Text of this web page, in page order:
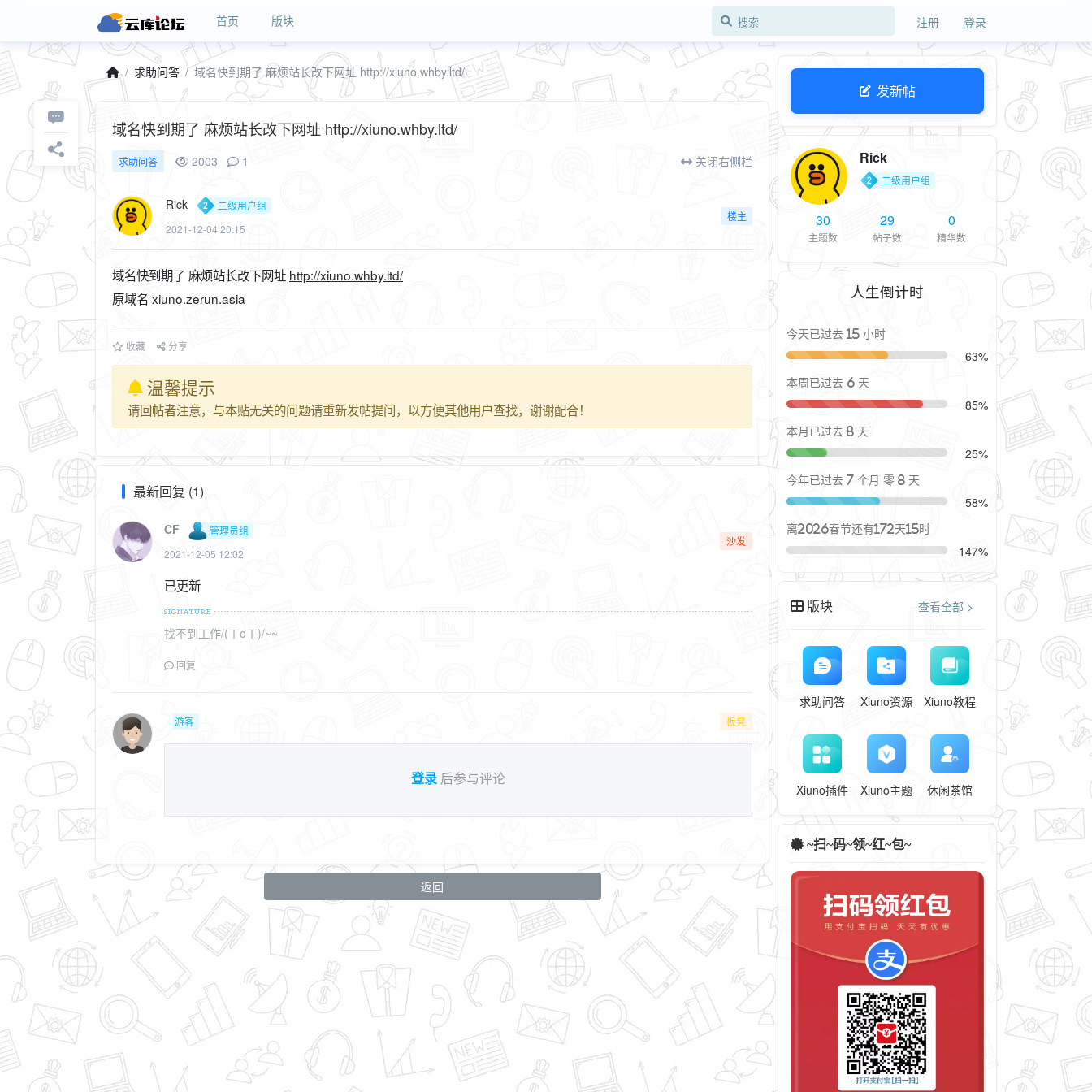
首页 版块 注册 登录
求助问答 域名快到期了 麻烦站长改下网址 http://xiuno.whby.ltd/
域名快到期了 麻烦站长改下网址 http://xiuno.whby.ltd/
求助问答 2003 1 关闭右侧栏
Rick
二级用户组
2021-12-04 20:15
楼主
域名快到期了 麻烦站长改下网址 http://xiuno.whby.ltd/
原域名 xiuno.zerun.asia
收藏 分享
温馨提示
请回帖者注意，与本贴无关的问题请重新发帖提问，以方便其他用户查找，谢谢配合！
最新回复 (1)
CF
管理员组
2021-12-05 12:02
沙发
已更新
找不到工作/(ㄒoㄒ)/~~
回复
游客 板凳
登录 后参与评论
返回
发新帖
Rick
二级用户组
30
主题数
29
帖子数
0
精华数
人生倒计时
今天已过去 15 小时
63%
本周已过去 6 天
85%
本月已过去 8 天
25%
今年已过去 7 个月 零 8 天
58%
离2026春节还有172天15时
147%
版块 查看全部 >
求助问答 Xiuno资源 Xiuno教程
Xiuno插件 Xiuno主题 休闲茶馆
~扫~码~领~红~包~